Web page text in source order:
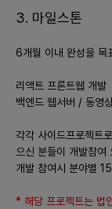
3. 마일스톤
6개월 이내 완성을 목
리액트 프론트웹 개발
백엔드 웹서버 / 동영
각각 사이드프로젝트
으신 분들이 개발참여
개발 참여시 분야별
* 해당 프로젝트는 법